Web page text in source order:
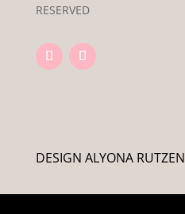
RESERVED
DESIGN ALYONA RUTZEN